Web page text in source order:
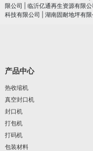
限公司
临沂亿通再生资源有限公
科技有限公司
湖南固耐地坪有限
产品中心
热收缩机
真空封口机
封口机
打包机
打码机
包装材料